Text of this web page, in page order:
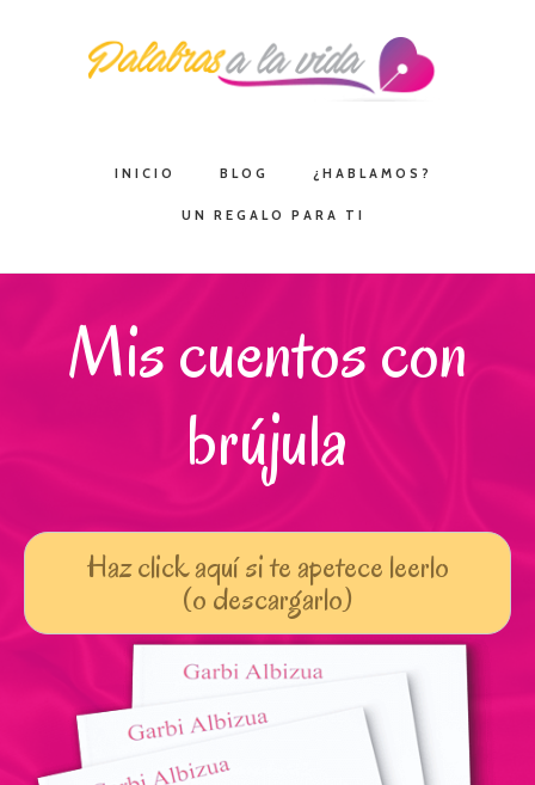
contenido
INICIO BLOG ¿HABLAMOS?
UN REGALO PARA TI
Mis cuentos con
brújula
Haz click aquí si te apetece leerlo
(o descargarlo)